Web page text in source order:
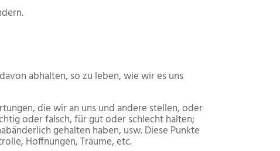
abhalten, so zu leben, wie wir es uns
die wir an uns und andere stellen, oder
oder falsch, für gut oder schlecht halten;
gehalten haben, usw. Diese Punkte
Hoffnungen, Träume, etc.